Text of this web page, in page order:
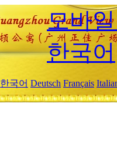
모바
한국어
한국어 Deutsch Français